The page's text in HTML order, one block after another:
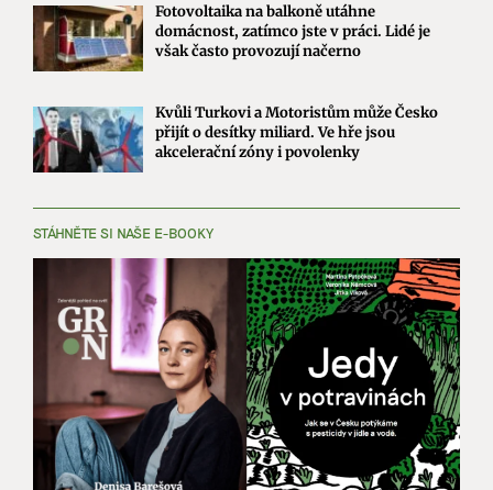
Fotovoltaika na balkoně utáhne
domácnost, zatímco jste v práci. Lidé je
však často provozují načerno
Kvůli Turkovi a Motoristům může Česko
přijít o desítky miliard. Ve hře jsou
akcelerační zóny i povolenky
STÁHNĚTE SI NAŠE E-BOOKY